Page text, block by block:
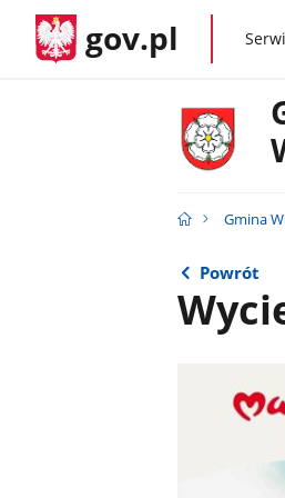
gov.pl gov.pl
Gmina
Powrót